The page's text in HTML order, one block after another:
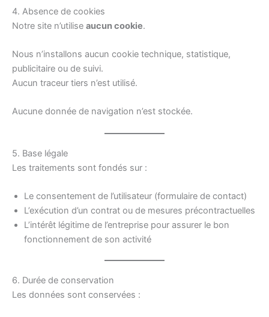
4. Absence de cookies
Notre site n’utilise aucun cookie.
Nous n’installons aucun cookie technique, statistique,
publicitaire ou de suivi.
Aucun traceur tiers n’est utilisé.
Aucune donnée de navigation n’est stockée.
5. Base légale
Les traitements sont fondés sur :
Le consentement de l’utilisateur (formulaire de contact)
L’exécution d’un contrat ou de mesures précontractuelles
L’intérêt légitime de l’entreprise pour assurer le bon
fonctionnement de son activité
6. Durée de conservation
Les données sont conservées :